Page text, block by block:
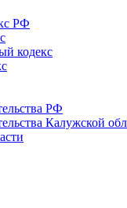
РФ
кодекс
РФ
Калужской